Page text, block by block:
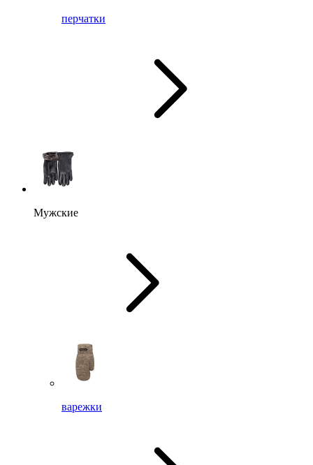
перчатки
Мужские
варежки